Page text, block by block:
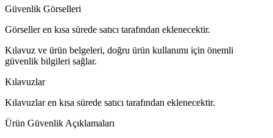
Güvenlik Görselleri
Görseller en kısa sürede satıcı tarafından eklenecektir.
Kılavuz ve ürün belgeleri, doğru ürün kullanımı için önemli
güvenlik bilgileri sağlar.
Kılavuzlar
Kılavuzlar en kısa sürede satıcı tarafından eklenecektir.
Ürün Güvenlik Açıklamaları